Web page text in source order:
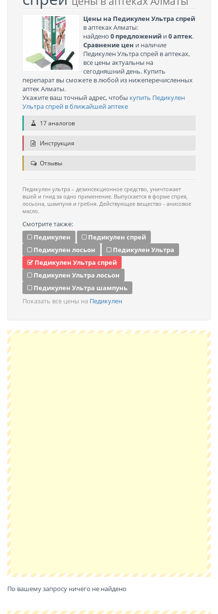
Цены на Педикулен Ультра спрей
в аптеках Алматы:
найдено 0 предложений и0 аптек.
Сравнение цен и наличие
Педикулен Ультра спрей в аптеках,
все цены актуальны на
сегодняшний день. Купить
перепарат вы сможете в любой из нижеперечисленных
аптек Алматы.
Укажите ваш точный адрес, чтобы купить Педикулен
Ультра спрей в ближайшей аптеке
17 аналогов
Инструкция
Отзывы
Педикулен ультра – дезинсекционное средство, уничтожает
вшей и гнид за одно применение. Выпускается в форме спрея,
лосьона, шампуня и гребня. Действующее вещество - анисовое
масло.
Смотрите также:
Педикулен
Педикулен спрей
Педикулен лосьон
Педикулен Ультра
Педикулен Ультра спрей
Педикулен Ультра лосьон
Педикулен Ультра шампунь
Показать все цены на Педикулен
По вашему запросу ничего не найдено